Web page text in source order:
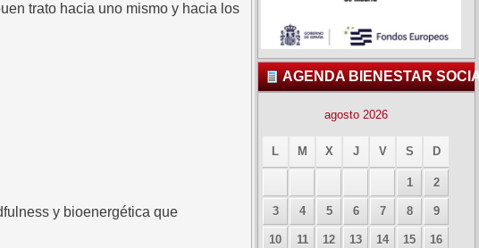
trato hacia uno mismo y hacia los
y bioenergética que
AGENDA BIENESTAR
agosto 2026
L M X J V S D
1 2
3 4 5 6 7 8 9
10 11 12 13 14 15 16